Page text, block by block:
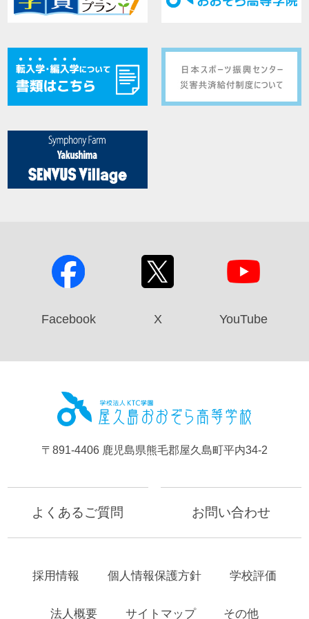
Facebook X YouTube
〒891-4406 鹿児島県熊毛郡屋久島町平内34-2
よくあるご質問 お問い合わせ
採用情報 個人情報保護方針 学校評価
法人概要 サイトマップ その他